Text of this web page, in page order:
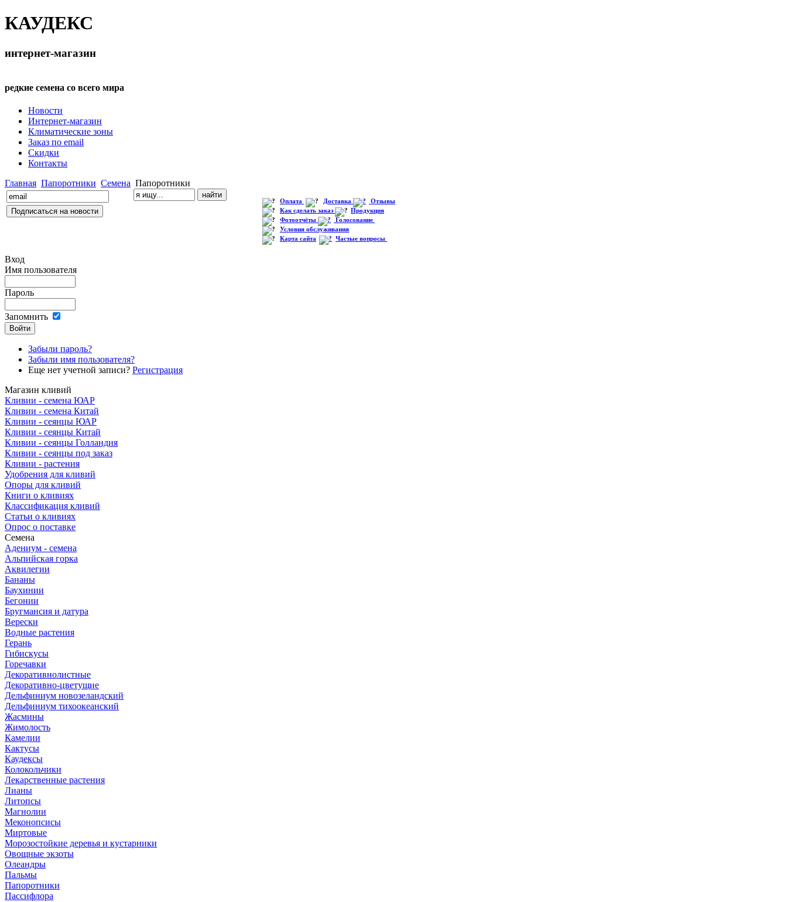
КАУДЕКС
интернет-магазин
редкие семена со всего мира
Новости
Интернет-магазин
Климатические зоны
Заказ по email
Скидки
Контакты
Главная Папоротники Семена Папоротники
Оплата Доставка
Отзывы
Как сделать заказ
Продукция
Фотоотчёты
Голосование
Условия обслуживания
Карта сайта
Частые вопросы
Вход
Имя пользователя
Пароль
Запомнить
Забыли пароль?
Забыли имя пользователя?
Еще нет учетной записи? Регистрация
Магазин кливий
Кливии - семена ЮАР
Кливии - семена Китай
Кливии - сеянцы ЮАР
Кливии - сеянцы Китай
Кливии - сеянцы Голландия
Кливии - сеянцы под заказ
Кливии - растения
Удобрения для кливий
Опоры для кливий
Книги о кливиях
Классификация кливий
Статьи о кливиях
Опрос о поставке
Семена
Адениум - семена
Альпийская горка
Аквилегии
Бананы
Баухинии
Бегонии
Бругмансия и датура
Верески
Водные растения
Герань
Гибискусы
Горечавки
Декоративнолистные
Декоративно-цветущие
Дельфиниум новозеландский
Дельфиниум тихоокеанский
Жасмины
Жимолость
Камелии
Кактусы
Каудексы
Колокольчики
Лекарственные растения
Лианы
Литопсы
Магнолии
Меконопсисы
Миртовые
Морозостойкие деревья и кустарники
Овощные экзоты
Олеандры
Пальмы
Папоротники
Пассифлора